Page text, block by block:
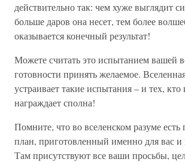
действительно так: чем хуже выглядит
больше даров она несет, тем более
оказывается конечный результат!
Можете считать это испытанием вашей
готовности принять желаемое.
устраивает такие испытания – и тех, кто
награждает сполна!
Помните, что во вселенском разуме есть
план, приготовленный именно для вас
Там присутствуют все ваши просьбы,